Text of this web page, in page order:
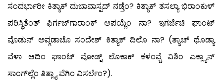
ಸಂದರ್ಭಾರೀ ಕಿತ್ಯಾಕ್ ದುಬಾವಾಸ್ಪದ್ ನಡ್ತೆಂ? ಕಿತ್ಯಾಕ್ ತಸಲ್ಯಾ ಭಿರಾಂಕುಳ್
ಪರಿಸ್ಥಿತೆಂತ್ ಫಿರ್ಗಜ್‍ಗಾರಾಂಕ್ ಆಪಯ್ಲೆಂ ನಾ? ಇಗರ್ಜೆಚಿ ಘಾಂಟ್
ವೊಡುನ್ ಅವ್ಗಡಾಚೊ ಸಂದೇಶ್ ಕಿತ್ಯಾಕ್ ದಿಲೊ ನಾ? (ತ್ಯಾಚ್ ಥೊಡ್ಯಾ
ವೆಳಾ ಆದಿಂ ಘಾಂಟ್ ವೋಡ್ನ್ ಲೊಕಾಕ್ ಕಳಂವ್ಚೆ ವಿಶಿಂ ಎಕ್ಲ್ಯಾನ್
ಸಾಂಗ್‍ಲ್ಲೆಂ ತಿತ್ಲ್ಯಾ ವೆಗಿಂ ವಿಸರ್ಲೆಂ?).